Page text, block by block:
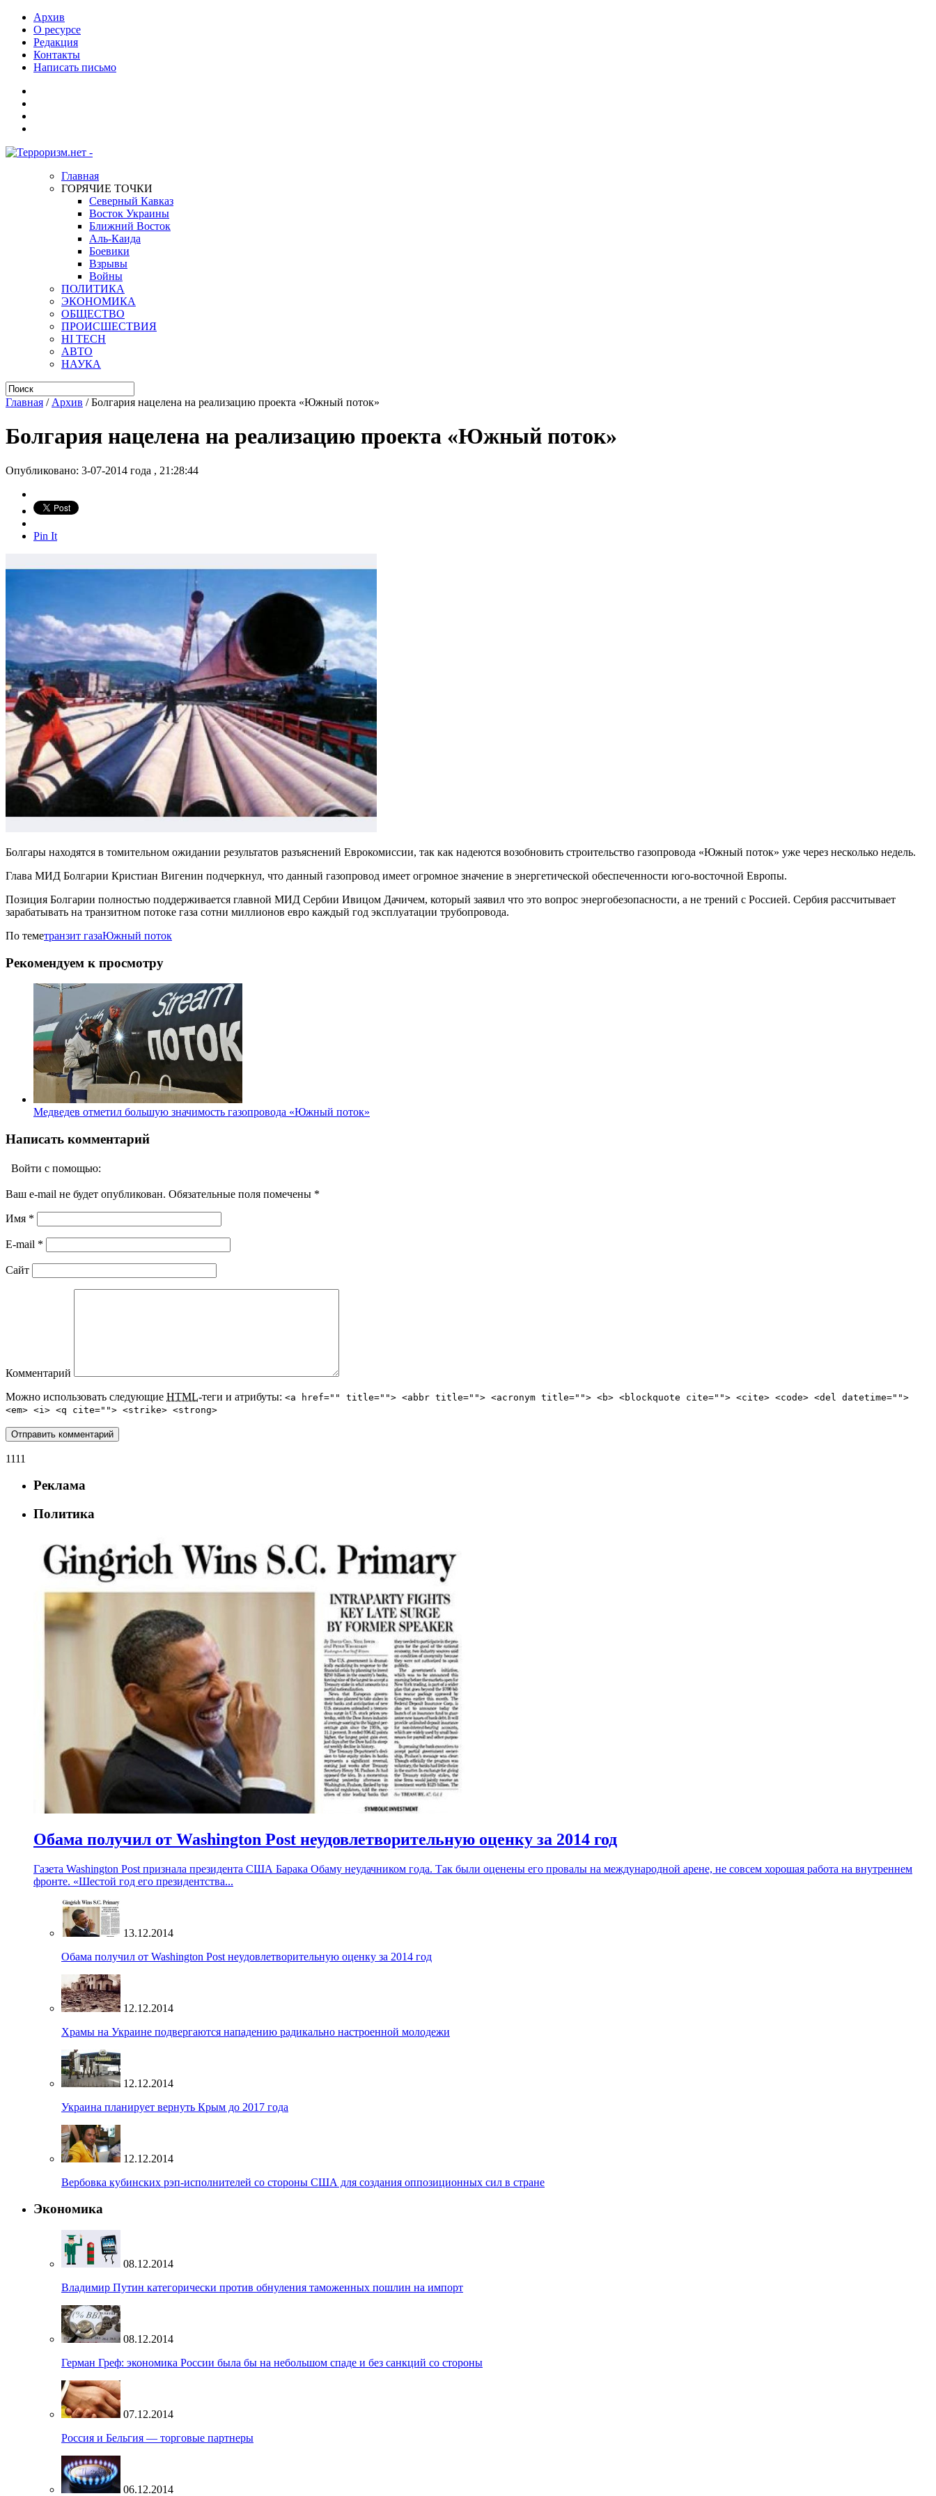
Архив
О ресурсе
Редакция
Контакты
Написать письмо
Главная
ГОРЯЧИЕ ТОЧКИ
Северный Кавказ
Восток Украины
Ближний Восток
Аль-Каида
Боевики
Взрывы
Войны
ПОЛИТИКА
ЭКОНОМИКА
ОБЩЕСТВО
ПРОИСШЕСТВИЯ
HI TECH
АВТО
НАУКА
Главная / Архив /Болгария нацелена на реализацию проекта «Южный поток»
Болгария нацелена на реализацию проекта «Южный поток»
Опубликовано: 3-07-2014 года , 21:28:44
Pin It
Болгары находятся в томительном ожидании результатов разъяснений Еврокомиссии, так как надеются возобновить строительство газопровода «Южный поток» уже через несколько недель.
Глава МИД Болгарии Кристиан Вигенин подчеркнул, что данный газопровод имеет огромное значение в энергетической обеспеченности юго-восточной Европы.
Позиция Болгарии полностью поддерживается главной МИД Сербии Ивицом Дачичем, который заявил что это вопрос энергобезопасности, а не трений с Россией. Сербия рассчитывает
зарабатывать на транзитном потоке газа сотни миллионов евро каждый год эксплуатации трубопровода.
По теметранзит газаЮжный поток
Рекомендуем к просмотру
Медведев отметил большую значимость газопровода «Южный поток»
Написать комментарий
Войти с помощью:
Ваш e-mail не будет опубликован. Обязательные поля помечены *
Имя *
E-mail *
Сайт
Комментарий
Можно использовать следующие HTML-теги и атрибуты: <a href="" title=""> <abbr title=""> <acronym title=""> <b> <blockquote cite=""> <cite> <code> <del datetime="">
<em> <i> <q cite=""> <strike> <strong>
1111
Реклама
Политика
Обама получил от Washington Post неудовлетворительную оценку за 2014 год
Газета Washington Post признала президента США Барака Обаму неудачником года. Так были оценены его провалы на международной арене, не совсем хорошая работа на внутреннем
фронте. «Шестой год его президентства...
13.12.2014
Обама получил от Washington Post неудовлетворительную оценку за 2014 год
12.12.2014
Храмы на Украине подвергаются нападению радикально настроенной молодежи
12.12.2014
Украина планирует вернуть Крым до 2017 года
12.12.2014
Вербовка кубинских рэп-исполнителей со стороны США для создания оппозиционных сил в стране
Экономика
08.12.2014
Владимир Путин категорически против обнуления таможенных пошлин на импорт
08.12.2014
Герман Греф: экономика России была бы на небольшом спаде и без санкций со стороны
07.12.2014
Россия и Бельгия — торговые партнеры
06.12.2014